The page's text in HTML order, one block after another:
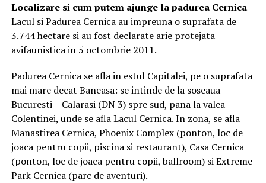
Localizare si cum putem ajunge la padurea Cernica
Lacul si Padurea Cernica au impreuna o suprafata de
3.744 hectare si au fost declarate arie protejata
avifaunistica in 5 octombrie 2011.
Padurea Cernica se afla in estul Capitalei, pe o suprafata
mai mare decat Baneasa: se intinde de la soseaua
Bucuresti – Calarasi (DN 3) spre sud, pana la valea
Colentinei, unde se afla Lacul Cernica. In zona, se afla
Manastirea Cernica, Phoenix Complex (ponton, loc de
joaca pentru copii, piscina si restaurant), Casa Cernica
(ponton, loc de joaca pentru copii, ballroom) si Extreme
Park Cernica (parc de aventuri).